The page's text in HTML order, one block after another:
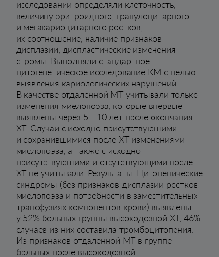
исследовании определяли клеточность,
величину эритроидного, гранулоцитарного
и мегакариоцитарного ростков,
их соотношение, наличие признаков
дисплазии, диспластические изменения
стромы. Выполняли стандартное
цитогенетическое исследование КМ с целью
выявления кариологических нарушений.
В качестве отдаленной МТ учитывали только
изменения миелопоэза, которые впервые
выявлены через 5—10 лет после окончания
ХТ. Случаи с исходно присутствующими
и сохранившимися после ХТ изменениями
миелопоэза, а также с исходно
присутствующими и отсутствующими после
ХТ не учитывали. Результаты. Цитопенические
синдромы (без признаков дисплазии ростков
миелопоэза и потребности в заместительных
трансфузиях компонентов крови) выявлены
у 52% больных группы высокодозной ХТ, 46%
случаев из них составила тромбоцитопения.
Из признаков отдаленной МТ в группе
больных после высокодозной